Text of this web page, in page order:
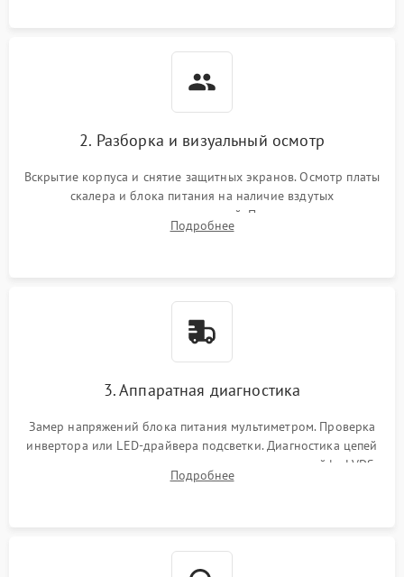
2. Разборка и визуальный осмотр
Вскрытие корпуса и снятие защитных экранов. Осмотр платы
скалера и блока питания на наличие вздутых
конденсаторов, прогаров, окислений. Проверка надежности
контактов и целостности шлейфов матрицы.
Подробнее
3. Аппаратная диагностика
Замер напряжений блока питания мультиметром. Проверка
инвертора или LED-драйвера подсветки. Диагностика цепей
питания скалера и тестирование сигналов на шлейфе LVDS
Подробнее